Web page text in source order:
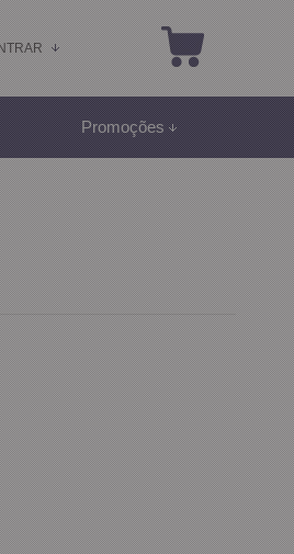
Promoções